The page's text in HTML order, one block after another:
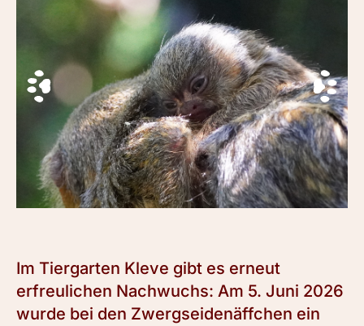
Im Tiergarten Kleve gibt es erneut
erfreulichen Nachwuchs: Am 5. Juni 2026
wurde bei den Zwergseidenäffchen ein